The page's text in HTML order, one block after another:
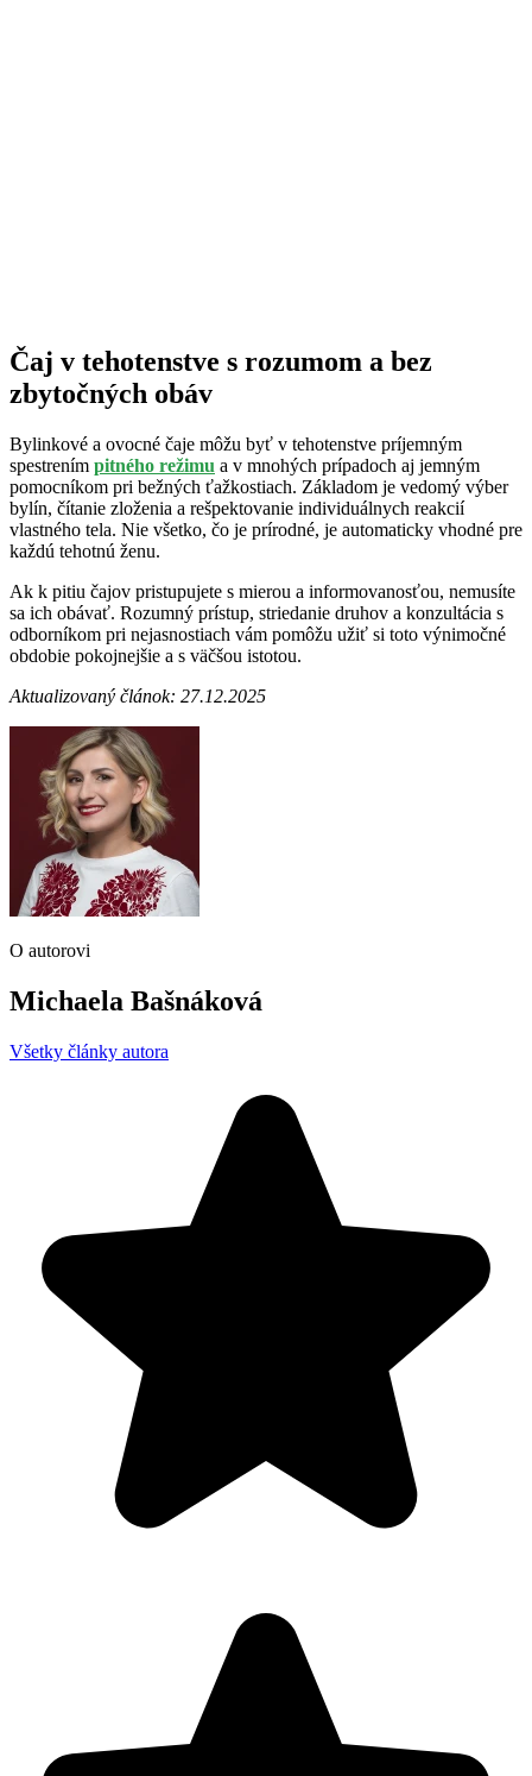
Čaj v tehotenstve s rozumom a bez
zbytočných obáv
Bylinkové a ovocné čaje môžu byť v tehotenstve príjemným
spestrením pitného režimu a v mnohých prípadoch aj jemným
pomocníkom pri bežných ťažkostiach. Základom je vedomý výber
bylín, čítanie zloženia a rešpektovanie individuálnych reakcií
vlastného tela. Nie všetko, čo je prírodné, je automaticky vhodné pre
každú tehotnú ženu.
Ak k pitiu čajov pristupujete s mierou a informovanosťou, nemusíte
sa ich obávať. Rozumný prístup, striedanie druhov a konzultácia s
odborníkom pri nejasnostiach vám pomôžu užiť si toto výnimočné
obdobie pokojnejšie a s väčšou istotou.
Aktualizovaný článok: 27.12.2025
O autorovi
Michaela Bašnáková
Všetky články autora